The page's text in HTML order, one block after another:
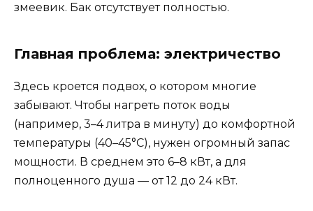
змеевик. Бак отсутствует полностью.
Главная проблема: электричество
Здесь кроется подвох, о котором многие
забывают. Чтобы нагреть поток воды
(например, 3–4 литра в минуту) до комфортной
температуры (40–45°C), нужен огромный запас
мощности. В среднем это 6–8 кВт, а для
полноценного душа — от 12 до 24 кВт.